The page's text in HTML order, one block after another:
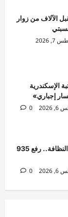
الإسكندرية
إجباري»
2026
0
توثيق
0